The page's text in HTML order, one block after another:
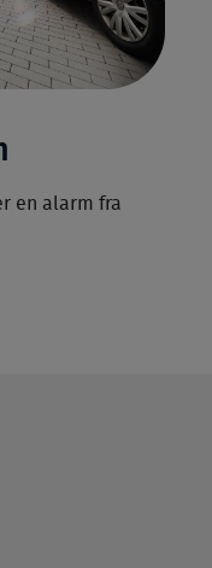
en alarm fra